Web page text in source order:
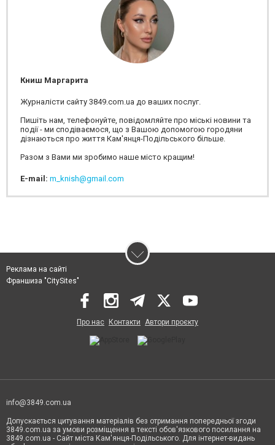
Книш Маргарита
Журналісти сайту 3849.com.ua до ваших послуг.
Пишіть нам, телефонуйте, повідомляйте про міські новини та
події - ми сподіваємося, що з Вашою допомогою городяни
дізнаються про життя Кам'янця-Подільського більше.
Разом з Вами ми зробимо наше місто кращим!
E-mail: m_knish@gmail.com
Реклама на сайті
Франшиза "CitySites"
Про нас Контакти Автори проєкту
info@3849.com.ua
Допускається цитування матеріалів без отримання попередньої згоди
3849.com.ua за умови розміщення в тексті обов'язкового посилання на
3849.com.ua - Сайт міста Кам'янця-Подільського. Для інтернет-видань